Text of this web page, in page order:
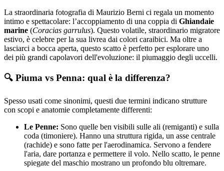
La straordinaria fotografia di Maurizio Berni ci regala un momento
intimo e spettacolare: l’accoppiamento di una coppia di Ghiandaie
marine (Coracias garrulus). Questo volatile, straordinario migratore
estivo, è celebre per la sua livrea dai colori caraibici. Ma oltre a
lasciarci a bocca aperta, questo scatto è perfetto per esplorare uno
dei più grandi capolavori dell'evoluzione: il piumaggio degli uccelli.
🔍 Piuma vs Penna: qual è la differenza?
Spesso usati come sinonimi, questi due termini indicano strutture
con scopi e anatomie completamente differenti:
Le Penne: Sono quelle ben visibili sulle ali (remiganti) e sulla
coda (timoniere). Hanno una struttura rigida, un asse centrale
(rachide) e sono fatte per l'aerodinamica. Servono a fendere
l'aria, dare portanza e permettere il volo. Nello scatto, le penne
spiegate del maschio mostrano un profondo blu oltremare.